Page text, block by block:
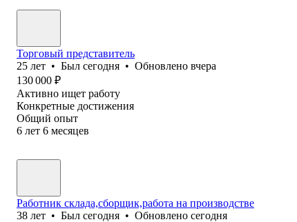
Торговый представитель
25 лет • Был сегодня • Обновлено вчера
130 000 ₽
Активно ищет работу
Конкретные достижения
Общий опыт
6 лет 6 месяцев
Работник склада,сборщик,работа на производстве
38 лет • Был сегодня • Обновлено сегодня